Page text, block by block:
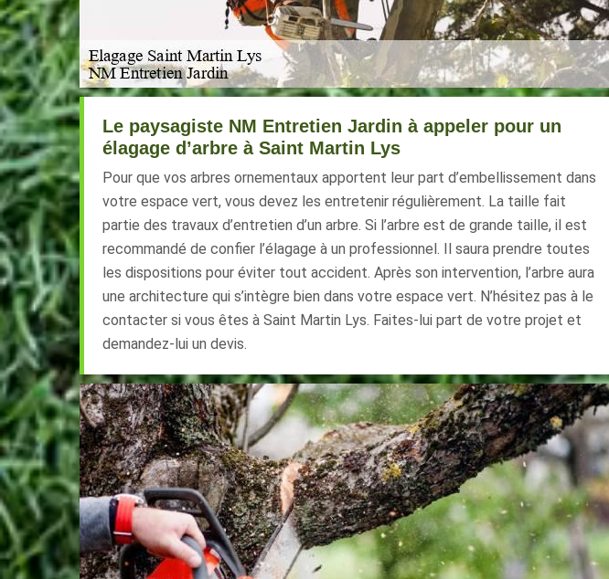
Le paysagiste NM Entretien Jardin à appeler pour un
élagage d’arbre à Saint Martin Lys
Pour que vos arbres ornementaux apportent leur part d’embellissement dans
votre espace vert, vous devez les entretenir régulièrement. La taille fait
partie des travaux d’entretien d’un arbre. Si l’arbre est de grande taille, il est
recommandé de confier l’élagage à un professionnel. Il saura prendre toutes
les dispositions pour éviter tout accident. Après son intervention, l’arbre aura
une architecture qui s’intègre bien dans votre espace vert. N’hésitez pas à le
contacter si vous êtes à Saint Martin Lys. Faites-lui part de votre projet et
demandez-lui un devis.